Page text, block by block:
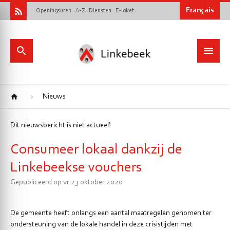
Français
Openingsuren A-Z Diensten E-loket
Nieuws
Dit nieuwsbericht is niet actueel!
Consumeer lokaal dankzij de
Linkebeekse vouchers
Gepubliceerd op vr 23 oktober 2020
De gemeente heeft onlangs een aantal maatregelen genomen ter
ondersteuning van de lokale handel in deze crisistijden met